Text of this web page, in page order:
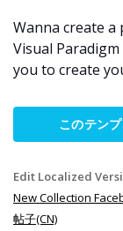
Wanna create a
Visual
you to create
このテン
Edit Localized
New Collection
帖子(CN)